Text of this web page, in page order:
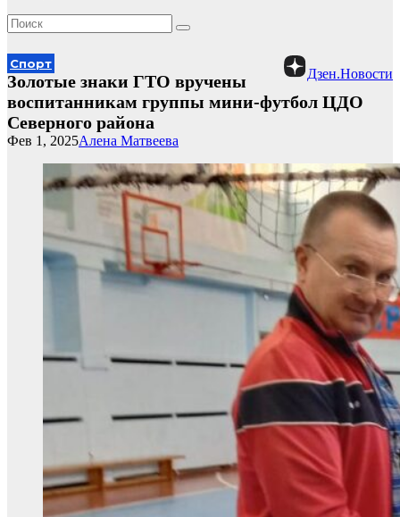
Дзен.Новости
Спорт
Золотые знаки ГТО вручены
воспитанникам группы мини-футбол ЦДО
Северного района
Алена Матвеева
Фев 1, 2025